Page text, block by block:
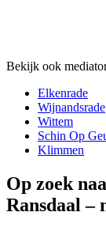
Bekijk ook
Elkenrade
Wijnandsrade
Wittem
Schin Op
Klimmen
Op zoek
Ransdaal –